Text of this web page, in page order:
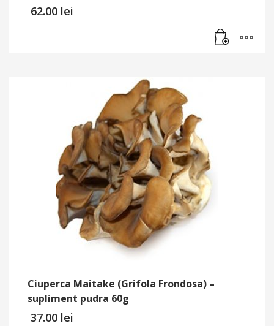
62.00 lei
Ciuperca Maitake (Grifola Frondosa) –
supliment pudra 60g
37.00 lei